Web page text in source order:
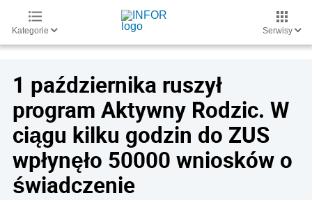
Kategorie Serwisy
1 października ruszył
program Aktywny Rodzic. W
ciągu kilku godzin do ZUS
wpłynęło 50000 wniosków o
świadczenie